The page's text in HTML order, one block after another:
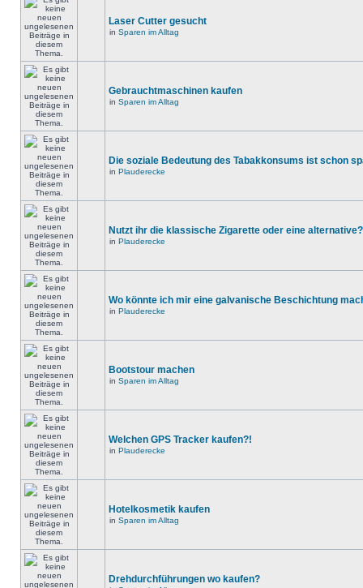
Laser Cutter gesucht
in Sparen im Alltag
Gebrauchtmaschinen kaufen
in Sparen im Alltag
Die soziale Bedeutung des Tabakkonsums ist schon
in Plauderecke
Nutzt ihr die klassische Zigarette oder eine alternative?
in Plauderecke
Wo könnte ich mir eine galvanische Beschichtung
in Plauderecke
Bootstour machen
in Sparen im Alltag
Welchen GPS Tracker kaufen?!
in Plauderecke
Hotelkosmetik kaufen
in Sparen im Alltag
Drehdurchführungen wo kaufen?